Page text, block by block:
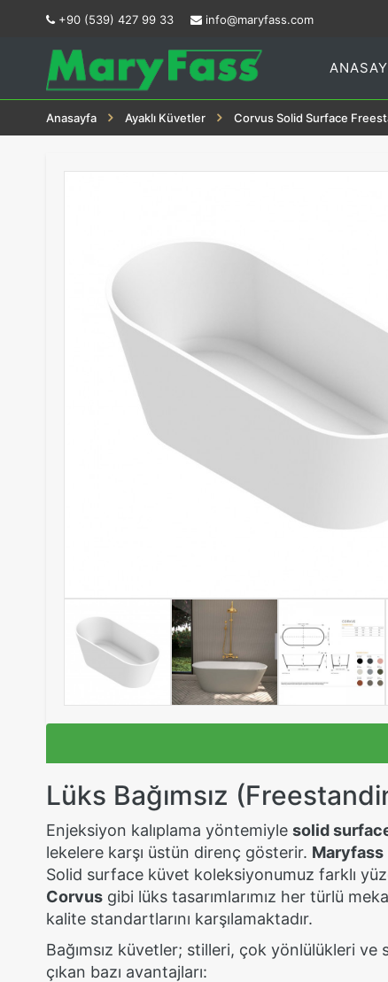
+90 (539) 427 99 33 info@maryfass.com
Anasayfa Ayaklı Küvetler Corvus Solid Surface
Lüks Bağımsız
Enjeksiyon kalıplama yöntemiyle solid
lekelere karşı üstün direnç gösterir. Maryfass
Solid surface küvet koleksiyonumuz farklı
Corvus gibi lüks tasarımlarımız her türlü
kalite standartlarını karşılamaktadır.
Bağımsız küvetler; stilleri, çok yönlülükleri
çıkan bazı avantajları: